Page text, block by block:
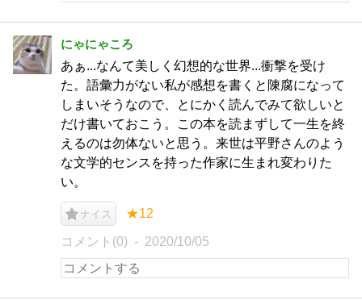
にゃにゃころ
あぁ...なんて美しく幻想的な世界...衝撃を受け
た。語彙力がない私が感想を書くと陳腐になって
しまいそうなので、とにかく読んでみて欲しいと
だけ書いておこう。この本を読まずして一生を終
えるのは勿体ないと思う。来世は平野さんのよう
な文学的センスを持った作家に生まれ変わりた
い。
ナイス ★12
コメント(0) 2020/10/05